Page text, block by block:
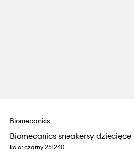
Biomecanics
Biomecanics sneakersy dziecięce
kolor czarny 251240